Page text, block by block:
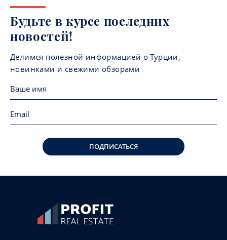
Будьте в курсе последних
новостей!
Делимся полезной информацией о Турции,
новинками и свежими обзорами
ПОДПИСАТЬСЯ